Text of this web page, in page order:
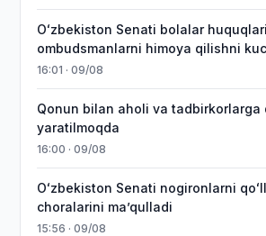
Oʻzbekiston Senati bolalar
ombudsmanlarni himoya qilishni
16:01 · 09/08
Qonun bilan aholi va tadbirkorlarga
yaratilmoqda
16:00 · 09/08
Oʻzbekiston Senati nogironlarni
choralarini maʼqulladi
15:56 · 09/08